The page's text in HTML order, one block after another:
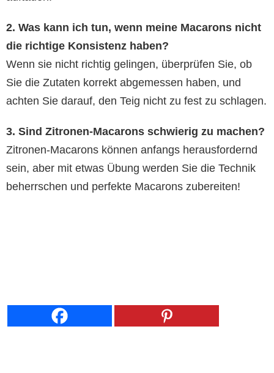
2. Was kann ich tun, wenn meine Macarons nicht
die richtige Konsistenz haben?
Wenn sie nicht richtig gelingen, überprüfen Sie, ob
Sie die Zutaten korrekt abgemessen haben, und
achten Sie darauf, den Teig nicht zu fest zu schlagen.
3. Sind Zitronen-Macarons schwierig zu machen?
Zitronen-Macarons können anfangs herausfordernd
sein, aber mit etwas Übung werden Sie die Technik
beherrschen und perfekte Macarons zubereiten!